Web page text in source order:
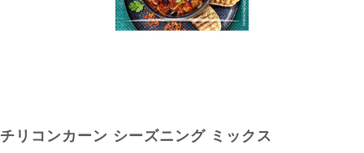
チリコンカーン シーズニング ミックス